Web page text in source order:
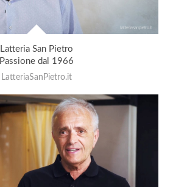
Latteria San Pietro
Passione dal 1966
LatteriaSanPietro.it